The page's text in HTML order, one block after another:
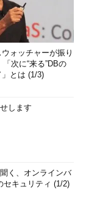
ォッチャーが振り
次に“来る”DBの
とは (1/3)
します
く、オンラインバ
セキュリティ (1/2)